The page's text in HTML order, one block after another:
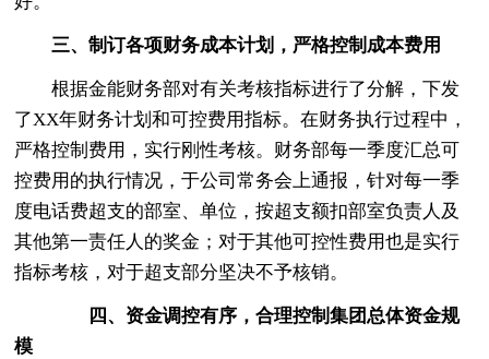
三、制订各项财务成本计划，严格控制成本费用
根据金能财务部对有关考核指标进行了分解，下发
了XX年财务计划和可控费用指标。在财务执行过程中，
严格控制费用，实行刚性考核。财务部每一季度汇总可
控费用的执行情况，于公司常务会上通报，针对每一季
度电话费超支的部室、单位，按超支额扣部室负责人及
其他第一责任人的奖金；对于其他可控性费用也是实行
指标考核，对于超支部分坚决不予核销。
四、资金调控有序，合理控制集团总体资金规
模